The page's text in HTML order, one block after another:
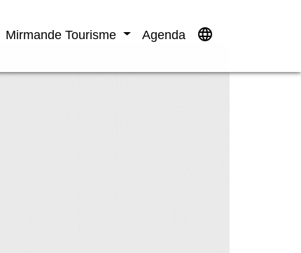
Mirmande Tourisme Agenda language